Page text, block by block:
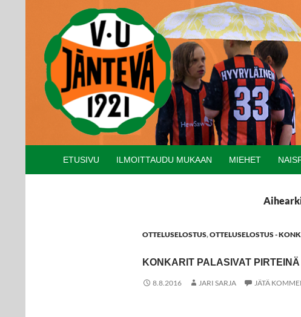
ETUSIVU
ILMOITTAUDU MUKAAN MIEHET
OTTELUSELOSTUS,OTTELUSELOSTUS -
KONKARIT PALASIVAT
8.8.2016 JARI SARJA JÄTÄ